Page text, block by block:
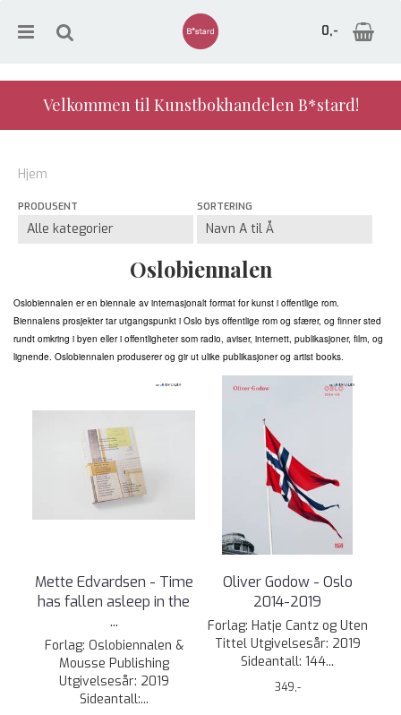
0,-
Velkommen til Kunstbokhandelen B*stard!
Hjem
PRODUSENT SORTERING
Oslobiennalen
Oslobiennalen er en biennale av internasjonalt format for kunst i offentlige rom.
Biennalens prosjekter tar utgangspunkt i Oslo bys offentlige rom og sfærer, og finner sted
rundt omkring i byen eller i offentligheter som radio, aviser, internett, publikasjoner, film, og
lignende. Oslobiennalen produserer og gir ut ulike publikasjoner og artist books.
Mette Edvardsen - Time
has fallen asleep in the
...
Forlag: Oslobiennalen &
Mousse Publishing
Utgivelsesår: 2019
Sideantall:...
Oliver Godow - Oslo
2014-2019
Forlag: Hatje Cantz og Uten
Tittel Utgivelsesår: 2019
Sideantall: 144...
349,-